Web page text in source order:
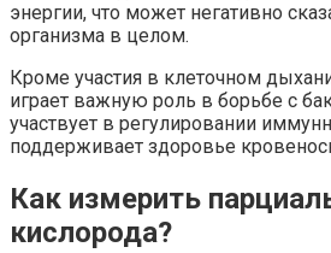
энергии, что может негативно
организма в целом.
Кроме участия в клеточном
играет важную роль в борьбе с
участвует в регулировании
поддерживает здоровье
Как измерить
кислорода?